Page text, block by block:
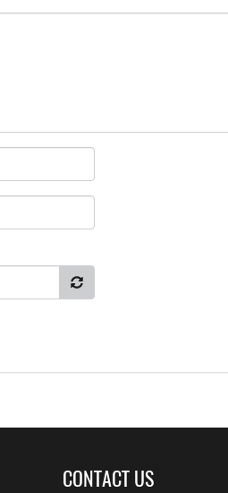
CONTACT US